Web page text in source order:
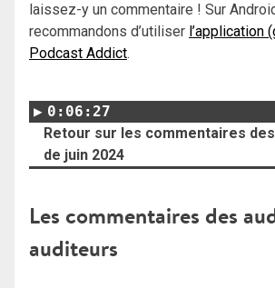
laissez-y un commentaire ! Sur
recommandons d’utiliser l’application
Podcast Addict.
0:06:27
Retour sur les commentaires
de juin 2024
Les commentaires des
auditeurs